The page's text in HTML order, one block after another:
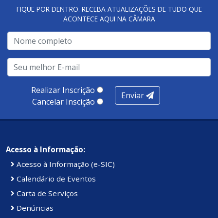
A metodologia de avaliação se concentra em 7 pilares:
qualidade no atendimento remoto, gestão, oferta /
realização de soluções, ambiente de negócios,
infraestrutura, presença digital e cobertura e
produtividade. Somados, todos as categorias totalizam
Kennedy.
FIQUE POR DENTRO. RECEBA ATUALIZAÇÕES DE TUDO QUE
ACONTECE AQUI NA CÂMARA
Realizar Inscrição
Cancelar Inscição
Enviar
Acesso à Informação:
Acesso à Informação (e-SIC)
Calendário de Eventos
Carta de Serviços
Denúncias